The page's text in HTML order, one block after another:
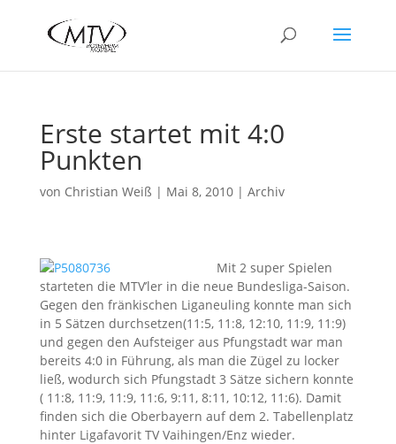
Erste startet mit 4:0
Punkten
von Christian Weiß | Mai 8, 2010| Archiv
Mit 2 super Spielen
starteten die MTV’ler in die neue Bundesliga-Saison.
Gegen den fränkischen Liganeuling konnte man sich
in 5 Sätzen durchsetzen(11:5, 11:8, 12:10, 11:9, 11:9)
und gegen den Aufsteiger aus Pfungstadt war man
bereits 4:0 in Führung, als man die Zügel zu locker
ließ, wodurch sich Pfungstadt 3 Sätze sichern konnte
( 11:8, 11:9, 11:9, 11:6, 9:11, 8:11, 10:12, 11:6). Damit
finden sich die Oberbayern auf dem 2. Tabellenplatz
hinter Ligafavorit TV Vaihingen/Enz wieder.